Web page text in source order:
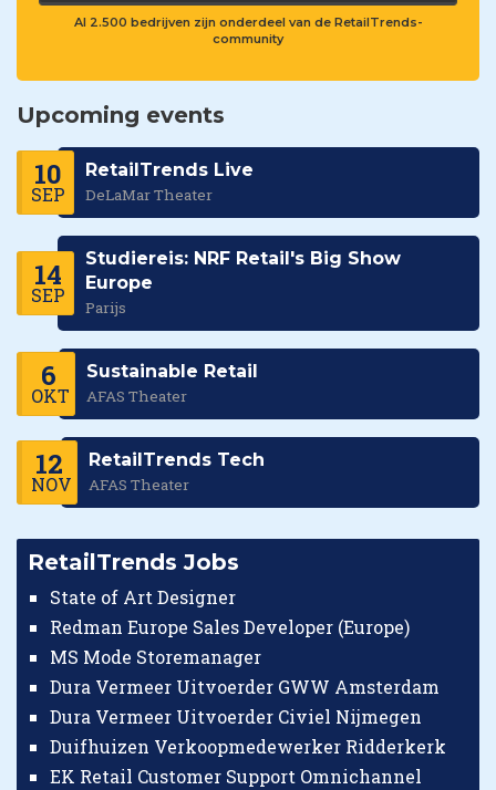
Al 2.500 bedrijven zijn onderdeel van de RetailTrends-
community
Upcoming events
10
SEP
RetailTrends Live
DeLaMar Theater
14
SEP
Studiereis: NRF Retail's Big Show
Europe
Parijs
6
OKT
Sustainable Retail
AFAS Theater
12
NOV
RetailTrends Tech
AFAS Theater
RetailTrends Jobs
State of Art Designer
Redman Europe Sales Developer (Europe)
MS Mode Storemanager
Dura Vermeer Uitvoerder GWW Amsterdam
Dura Vermeer Uitvoerder Civiel Nijmegen
Duifhuizen Verkoopmedewerker Ridderkerk
EK Retail Customer Support Omnichannel